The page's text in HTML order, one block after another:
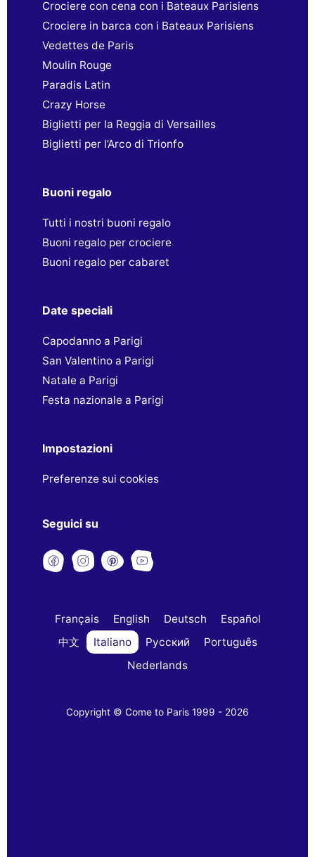
Crociere con cena con i Bateaux Parisiens
Crociere in barca con i Bateaux Parisiens
Vedettes de Paris
Moulin Rouge
Paradis Latin
Crazy Horse
Biglietti per la Reggia di Versailles
Biglietti per l’Arco di Trionfo
Buoni regalo
Tutti i nostri buoni regalo
Buoni regalo per crociere
Buoni regalo per cabaret
Date speciali
Capodanno a Parigi
San Valentino a Parigi
Natale a Parigi
Festa nazionale a Parigi
Impostazioni
Preferenze sui cookies
Seguici su
Français English Deutsch
Español
中文
Italiano Русский
Português
Nederlands
Copyright © Come to Paris 1999 - 2026